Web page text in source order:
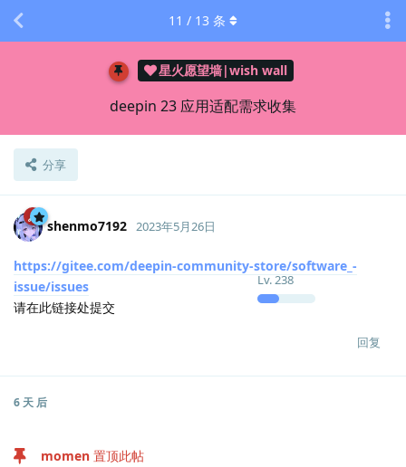
星火愿望墙|wish wall
deepin 23 应用适配需求收集
分享
11 / 13 条
shenmo7192
Lv.238
2023年5月26日
https://gitee.com/deepin-community-store/software_-
issue/issues
请在此链接处提交
回复
6 天 后
momen 置顶此帖